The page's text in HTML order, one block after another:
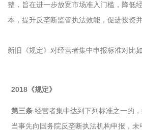
整，旨在进一步放宽市场准入门槛，降低
本，提升反垄断监管执法效能，促进投资并
新旧《规定》对经营者集中申报标准对比如
2018《规定》
第三条 经营者集中达到下列标准之一的
当事先向国务院反垄断执法机构申报，未